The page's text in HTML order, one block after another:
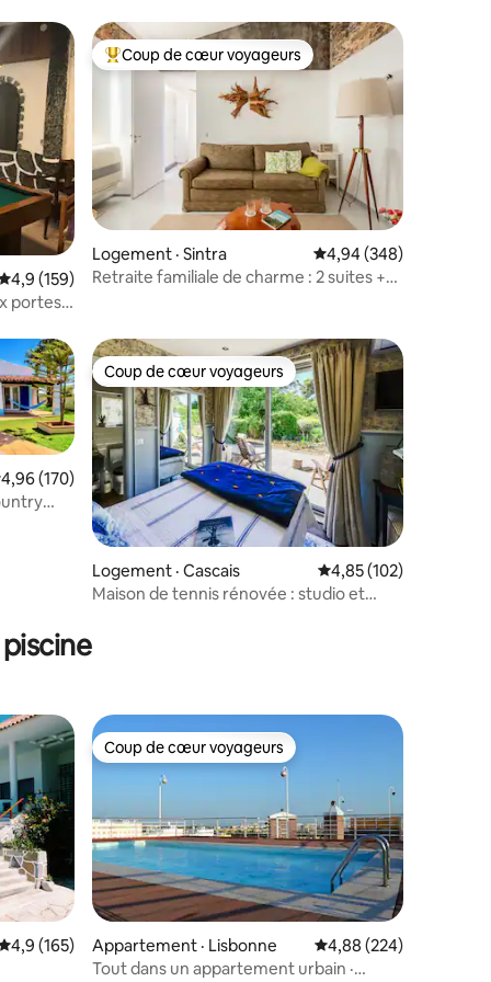
moyenne de 4,9 sur 5, 159 commentaires
4,9 (159)
portes
Coup de cœur voyageurs parmi les plus aimés
Coup de cœur voyageurs
Logement · Sintra Note moyenne de
4,94 (348)
Retraite familiale de charme : 2 suites +
plus aimés
moyenne de 4,96 sur 5, 170 commentaires
4,96 (170)
Coup de cœur voyageurs
Coup de cœur voyageurs
Logement · Cascais Note moyenne de
4,85 (102)
Maison de tennis rénovée : studio et
moyenne de 4,9 sur 5, 165 commentaires
4,9 (165)
Coup de cœur voyageurs
Coup de cœur voyageurs
Appartement · Lisbonne Note moyenne de
4,88 (224)
Tout dans un appartement urbain ·